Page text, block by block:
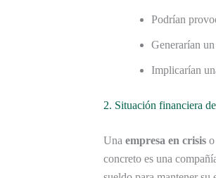
Podrían
Generarían un
Implicarían
2. Situación financiera
Una empresa en crisis
concreto es una